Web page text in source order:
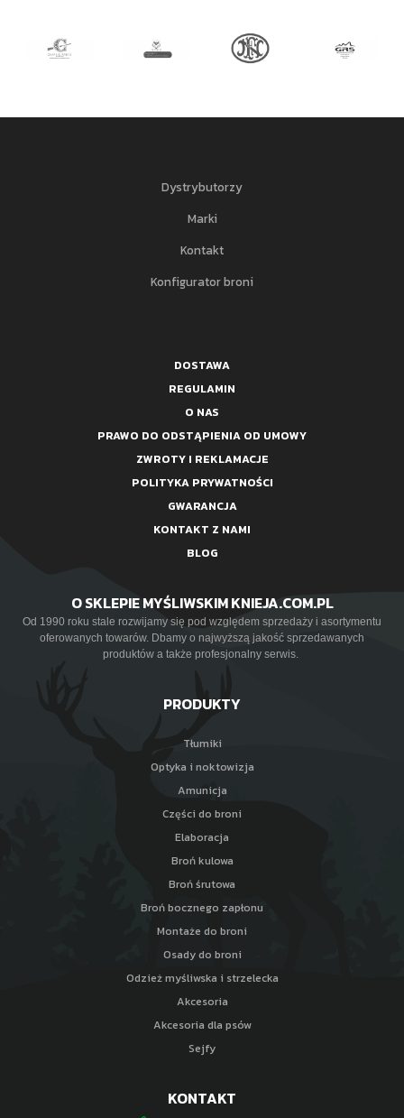
Dystrybutorzy
Marki
Kontakt
Konfigurator broni
DOSTAWA
REGULAMIN
O NAS
PRAWO DO ODSTĄPIENIA OD UMOWY
ZWROTY I REKLAMACJE
POLITYKA PRYWATNOŚCI
GWARANCJA
KONTAKT Z NAMI
BLOG
O SKLEPIE MYŚLIWSKIM KNIEJA.COM.PL
Od 1990 roku stale rozwijamy się pod względem sprzedaży i asortymentu
oferowanych towarów. Dbamy o najwyższą jakość sprzedawanych
produktów a także profesjonalny serwis.
PRODUKTY
Tłumiki
Optyka i noktowizja
Amunicja
Części do broni
Elaboracja
Broń kulowa
Broń śrutowa
Broń bocznego zapłonu
Montaże do broni
Osady do broni
Odzież myśliwska i strzelecka
Akcesoria
Akcesoria dla psów
Sejfy
KONTAKT